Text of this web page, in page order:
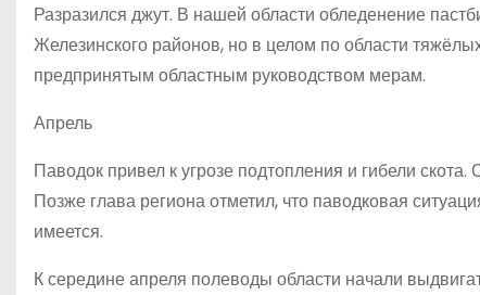
Разразился джут. В нашей области обледенение
Железинского районов, но в целом по области
предпринятым областным руководством мерам.
Апрель
Паводок привел к угрозе подтопления и гибели
Позже глава региона отметил, что паводковая
имеется.
К середине апреля полеводы области начали